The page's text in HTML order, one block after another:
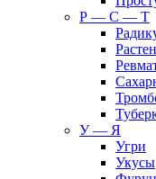
Р — С — Т
У — Я
Угри
Укусы